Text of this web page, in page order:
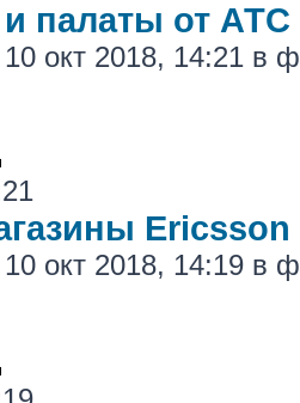
палаты от
10 окт 2018, 14:21 в
Ericsson
10 окт 2018, 14:19 в